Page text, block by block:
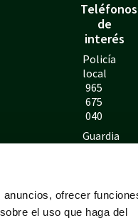
ofrecer
el uso que haga del
Teléfonos
de
interés
Policía
local
965
675
040
Guardia
814